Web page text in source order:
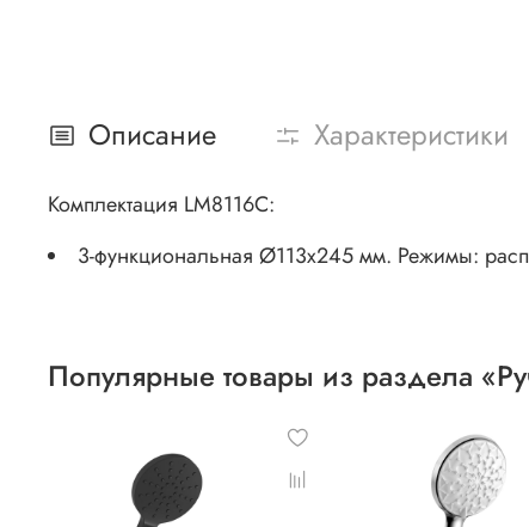
Описание Характеристики
Комплектация LM8116C:
3-функциональная Ø113х245 мм. Режимы:
Популярные товары из раздела